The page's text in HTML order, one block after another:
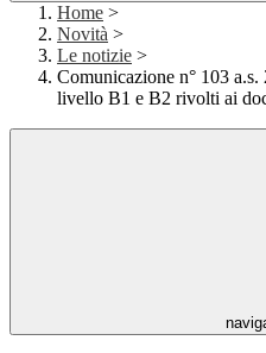
Home >
Novità >
Le notizie >
Comunicazione n° 103
livello B1 e B2 rivolti ai